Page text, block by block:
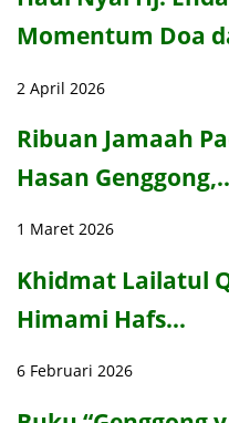
Momentum Doa
2 April 2026
Ribuan Jamaah
Hasan
1 Maret 2026
Khidmat Lailatul
Himami Hafs…
6 Februari 2026